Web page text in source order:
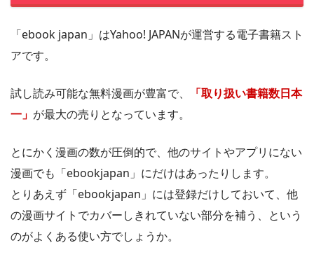
画を購入できます。
「ebook japan」はYahoo! JAPANが運営する電子書籍スト
アです。
試し読み可能な無料漫画が豊富で、
「取り扱い書籍数日本
一」 が最大の売りとなっています。
とにかく漫画の数が圧倒的で、他のサイトやアプリにない
漫画でも「ebookjapan」にだけはあったりします。
とりあえず「ebookjapan」には登録だけしておいて、他
の漫画サイトでカバーしきれていない部分を補う、という
のがよくある使い方でしょうか。